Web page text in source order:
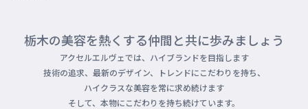
栃木の美容を熱くする仲間と共に歩みましょう
アクセルエルヴェでは、ハイブランドを目指します
技術の追求、最新のデザイン、トレンドにこだわりを持ち、
ハイクラスな美容を常に求め続けます
そして、本物にこだわりを持ち続けています。